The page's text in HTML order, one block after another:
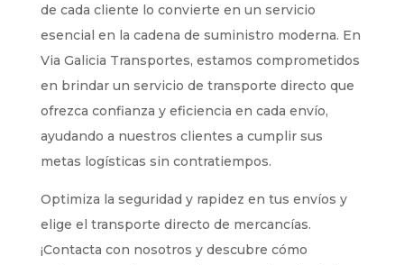
de cada cliente lo convierte en un servicio
esencial en la cadena de suministro moderna. En
Via Galicia Transportes, estamos comprometidos
en brindar un servicio de transporte directo que
ofrezca confianza y eficiencia en cada envío,
ayudando a nuestros clientes a cumplir sus
metas logísticas sin contratiempos.
Optimiza la seguridad y rapidez en tus envíos y
elige el transporte directo de mercancías.
¡Contacta con nosotros y descubre cómo